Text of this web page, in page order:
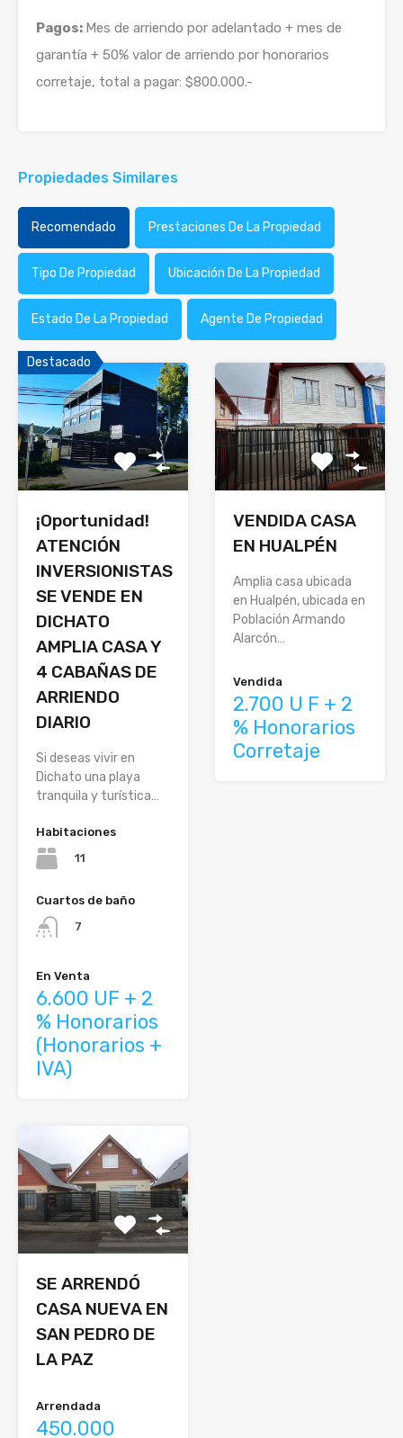
Pagos: Mes de arriendo por adelantado + mes de
garantía + 50% valor de arriendo por honorarios
corretaje, total a pagar: $800.000.-
Propiedades Similares
Recomendado Prestaciones De La Propiedad
Tipo De Propiedad Ubicación De La Propiedad
Estado De La Propiedad Agente De Propiedad
Destacado
¡Oportunidad!
ATENCIÓN
INVERSIONISTAS
SE VENDE EN
DICHATO
AMPLIA CASA Y
4 CABAÑAS DE
ARRIENDO
DIARIO
Si deseas vivir en
Dichato una playa
tranquila y turística…
Habitaciones
11
Cuartos de baño
7
En Venta
6.600 UF + 2
% Honorarios
(Honorarios +
IVA)
VENDIDA CASA
EN HUALPÉN
Amplia casa ubicada
en Hualpén, ubicada en
Población Armando
Alarcón…
Vendida
2.700 U F + 2
% Honorarios
Corretaje
SE ARRENDÓ
CASA NUEVA EN
SAN PEDRO DE
LA PAZ
Arrendada
450.000